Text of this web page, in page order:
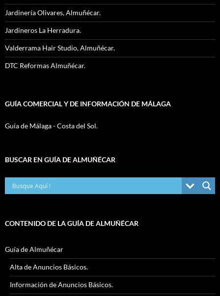
Jardinería Olivares, Almuñécar.
Jardineros La Herradura.
Valderrama Hair Studio, Almuñécar.
DTC Reformas Almuñécar.
GUÍA COMERCIAL Y DE INFORMACIÓN DE MÁLAGA
Guía de Málaga - Costa del Sol.
BUSCAR EN GUÍA DE ALMUÑÉCAR
CONTENIDO DE LA GUÍA DE ALMUÑÉCAR
Guía de Almuñécar
Alta de Anuncios Básicos.
Información de Anuncios Básicos.